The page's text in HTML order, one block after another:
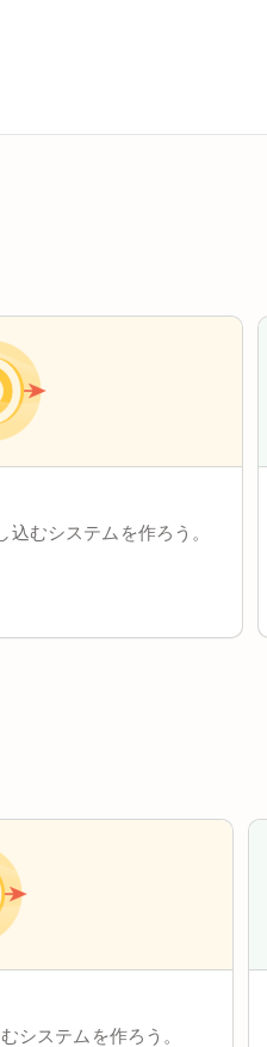
むシステムを作ろう。
システムを作ろう。